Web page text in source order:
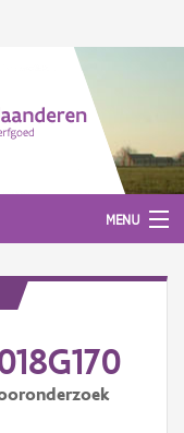
MENU